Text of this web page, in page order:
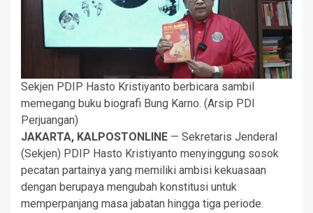
Sekjen PDIP Hasto Kristiyanto berbicara sambil
memegang buku biografi Bung Karno. (Arsip PDI
Perjuangan)
JAKARTA, KALPOSTONLINE — Sekretaris Jenderal
(Sekjen) PDIP Hasto Kristiyanto menyinggung sosok
pecatan partainya yang memiliki ambisi kekuasaan
dengan berupaya mengubah konstitusi untuk
memperpanjang masa jabatan hingga tiga periode.